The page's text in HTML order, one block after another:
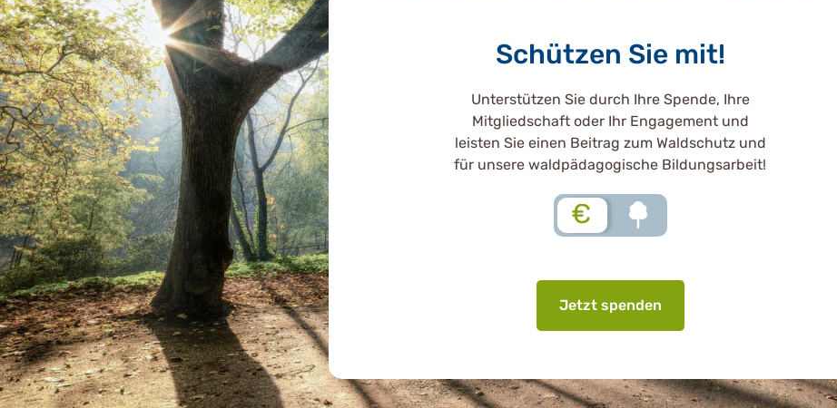
Schützen Sie mit!
Unterstützen Sie durch Ihre Spende, Ihre
Mitgliedschaft oder Ihr Engagement und
leisten Sie einen Beitrag zum Waldschutz und
für unsere waldpädagogische Bildungsarbeit!
€
Jetzt spenden